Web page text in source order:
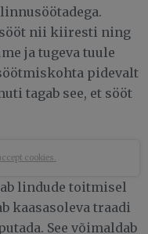
nii kiiresti ning
ja tugeva tuule
pidevalt
tagab see, et sööt
cookies.
lindude toitmisel
kaasasoleva traadi
See võimaldab